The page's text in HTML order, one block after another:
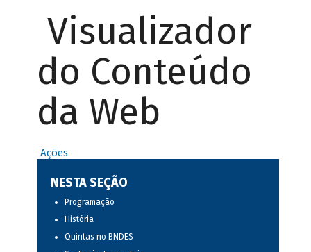
Visualizador
do Conteúdo
da Web
Ações
NESTA SEÇÃO
Programação
História
Quintas no BNDES